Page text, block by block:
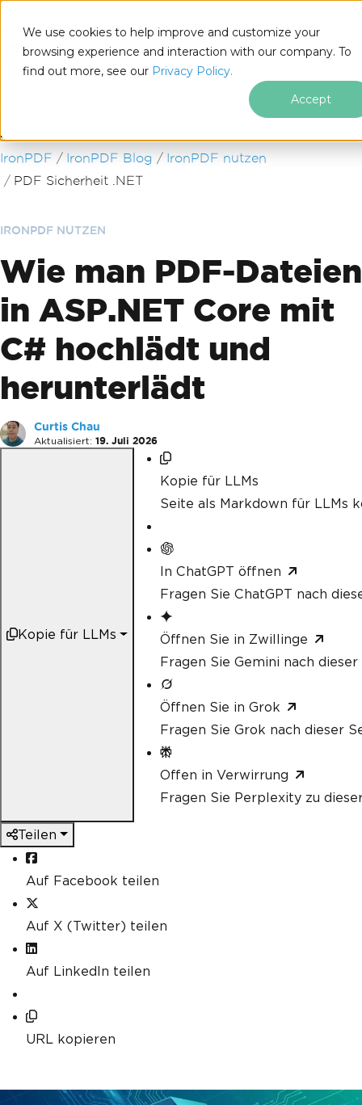
We use cookies to help improve and customize your
browsing experience and interaction with our company. To
find out more, see our Privacy Policy.
Accept
Zum Fußzeileninhalt springen
IronPDF IronPDF Blog
IronPDF nutzen
PDF Sicherheit .NET
IRONPDF NUTZEN
Wie man PDF-Dateien
in ASP.NET Core mit
C# hochlädt und
herunterlädt
Curtis Chau
Aktualisiert: 19. Juli 2026
Kopie für LLMs
Kopie für LLMs
Seite als Markdown für LLMs
In ChatGPT öffnen
Fragen Sie ChatGPT nach
Öffnen Sie in Zwillinge
Fragen Sie Gemini nach
Öffnen Sie in Grok
Fragen Sie Grok nach dieser
Offen in Verwirrung
Fragen Sie Perplexity zu
Teilen
Auf Facebook teilen
Auf X (Twitter) teilen
Auf LinkedIn teilen
URL kopieren